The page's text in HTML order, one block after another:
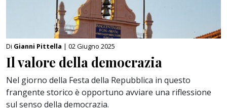
Di Gianni Pittella | 02 Giugno 2025
Il valore della democrazia
Nel giorno della Festa della Repubblica in questo
frangente storico è opportuno avviare una riflessione
sul senso della democrazia.